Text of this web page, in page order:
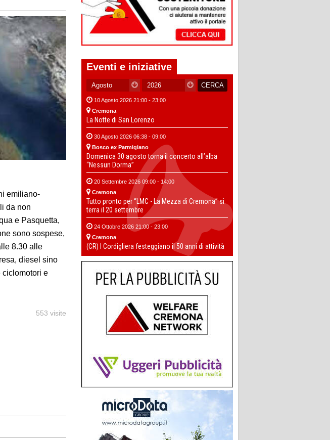
emiliano-
da non
e Pasquetta,
sono sospese,
8.30 alle
diesel sino
ciclomotori e
553 visite
Eventi e iniziative
10 Agosto 2026 21:00 - 23:00
Cremona
La Notte di San Lorenzo
30 Agosto 2026 06:38 - 09:00
Bosco ex Parmigiano
Domenica 30 agosto torna il concerto all’alba
“Nessun Dorma”
20 Settembre 2026 09:00 - 14:00
Cremona
Tutto pronto per “LMC - La Mezza di Cremona” si
terra il 20 settembre
24 Ottobre 2026 21:00 - 23:00
Cremona
(CR) I Cordigliera festeggiano il 50 anni di attività